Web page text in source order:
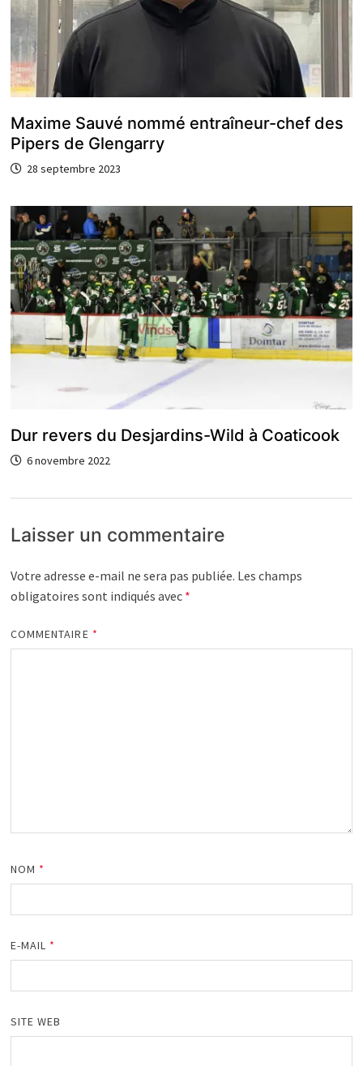
Maxime Sauvé nommé entraîneur-chef des
Pipers de Glengarry
28 septembre 2023
Dur revers du Desjardins-Wild à Coaticook
6 novembre 2022
Laisser un commentaire
Votre adresse e-mail ne sera pas publiée. Les champs
obligatoires sont indiqués avec *
COMMENTAIRE *
NOM *
E-MAIL *
SITE WEB